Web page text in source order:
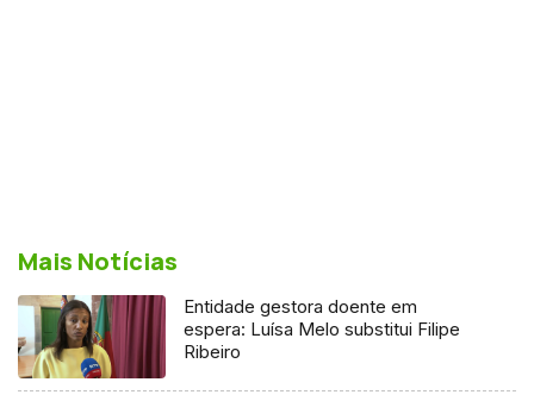
Mais Notícias
Entidade gestora doente em
espera: Luísa Melo substitui Filipe
Ribeiro